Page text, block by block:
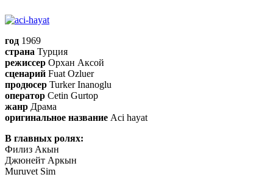
год 1969
страна Турция
режиссер Орхан Аксой
сценарий Fuat Ozluer
продюсер Turker Inanoglu
оператор Cetin Gurtop
жанр Драма
оригинальное название Aci hayat
В главных ролях:
Филиз Акын
Джюнейт Аркын
Muruvet Sim